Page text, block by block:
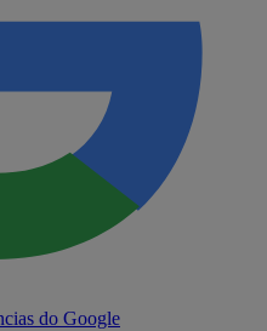
do Google